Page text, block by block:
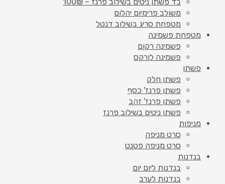
משולב פרימיום יהלום
מטפחת סריג בשילוב דנטל
מטפחת פשמינה
פשמינה רקום
פשמינה לורקס
פשתן
פשתן חלק
פשתן פרנז' כסף
פשתן פרנז' זהב
פשתן ניטים בשילוב פרנז
מניפות
סרט מניפה
סרט מניפה פטנט
בנדנות
בנדנות ליום יום
בנדנות לערב